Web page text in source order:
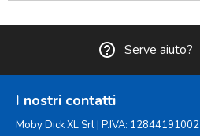
help_outline Serve aiuto?
I nostri contatti
Moby Dick XL Srl | P.IVA: 12844191002